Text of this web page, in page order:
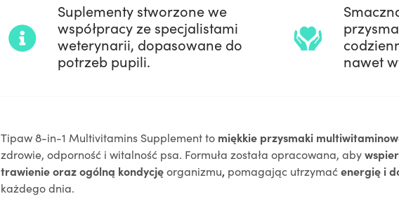
Suplementy stworzone we
współpracy ze specjalistami
weterynarii, dopasowane do
potrzeb pupili.
nawet
Tipaw 8-in-1 Multivitamins Supplement to miękkie przysmaki
zdrowie, odporność i witalność psa. Formuła została opracowana, aby
trawienie oraz ogólną kondycjęorganizmu,pomagając utrzymaćenergię i
każdego dnia.